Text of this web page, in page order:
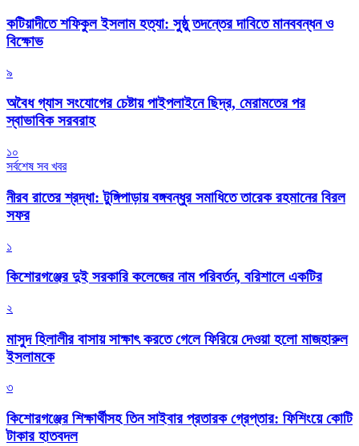
কটিয়াদীতে শফিকুল ইসলাম হত্যা: সুষ্ঠু তদন্তের দাবিতে মানববন্ধন ও
বিক্ষোভ
৯
অবৈধ গ্যাস সংযোগের চেষ্টায় পাইপলাইনে ছিদ্র, মেরামতের পর
স্বাভাবিক সরবরাহ
১০
সর্বশেষ সব খবর
নীরব রাতের শ্রদ্ধা: টুঙ্গিপাড়ায় বঙ্গবন্ধুর সমাধিতে তারেক রহমানের বিরল
সফর
১
কিশোরগঞ্জের দুই সরকারি কলেজের নাম পরিবর্তন, বরিশালে একটির
২
মাসুদ হিলালীর বাসায় সাক্ষাৎ করতে গেলে ফিরিয়ে দেওয়া হলো মাজহারুল
ইসলামকে
৩
কিশোরগঞ্জের শিক্ষার্থীসহ তিন সাইবার প্রতারক গ্রেপ্তার: ফিশিংয়ে কোটি
টাকার হাতবদল